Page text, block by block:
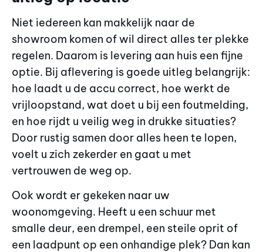
Niet iedereen kan makkelijk naar de
showroom komen of wil direct alles ter plekke
regelen. Daarom is levering aan huis een fijne
optie. Bij aflevering is goede uitleg belangrijk:
hoe laadt u de accu correct, hoe werkt de
vrijloopstand, wat doet u bij een foutmelding,
en hoe rijdt u veilig weg in drukke situaties?
Door rustig samen door alles heen te lopen,
voelt u zich zekerder en gaat u met
vertrouwen de weg op.
Ook wordt er gekeken naar uw
woonomgeving. Heeft u een schuur met
smalle deur, een drempel, een steile oprit of
een laadpunt op een onhandige plek? Dan kan